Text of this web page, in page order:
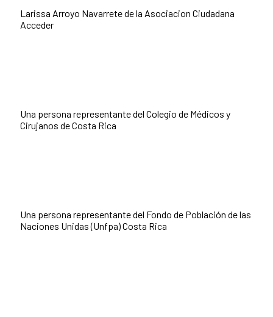
Larissa Arroyo Navarrete de la Asociacion Ciudadana
Acceder
Una persona representante del Colegio de Médicos y
Cirujanos de Costa Rica
Una persona representante del Fondo de Población de las
Naciones Unidas (Unfpa) Costa Rica